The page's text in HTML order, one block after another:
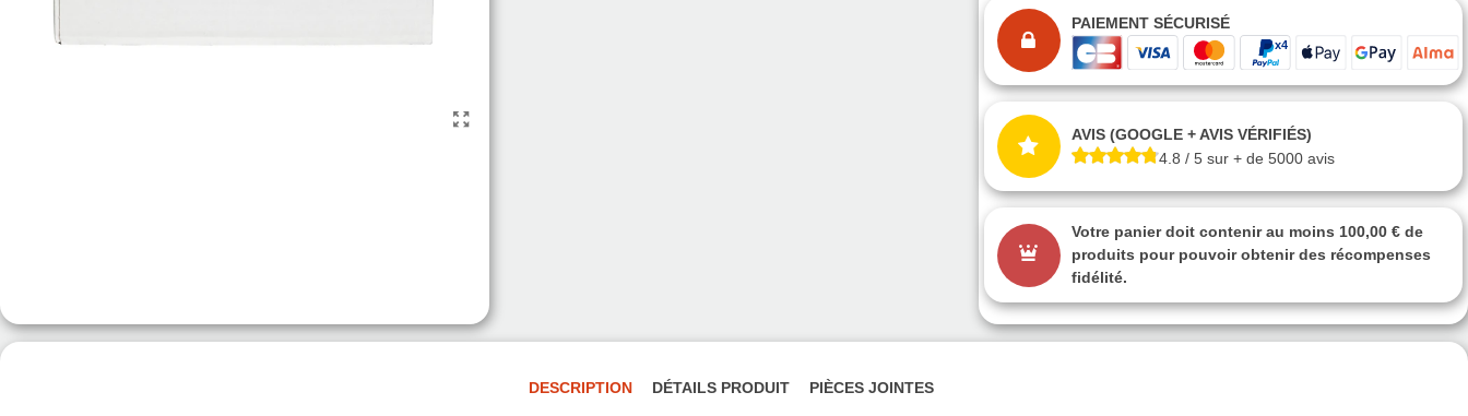
PAIEMENT SÉCURISÉ
AVIS (GOOGLE + AVIS VÉRIFIÉS)
4.8 / 5 sur + de 5000 avis
Votre panier doit contenir au moins 100,00 € de
produits pour pouvoir obtenir des récompenses
fidélité.
DESCRIPTION DÉTAILS PRODUIT PIÈCES JOINTES